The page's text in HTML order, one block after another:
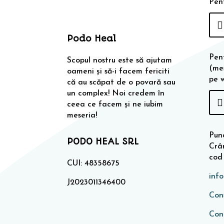
Podo Heal
Scopul nostru este să ajutam
oameni și să-i facem fericiti
că au scăpat de o povară sau
un complex! Noi credem în
ceea ce facem și ne iubim
meseria!
PODO HEAL SRL
CUI: 48358675
J2023011346400
pe